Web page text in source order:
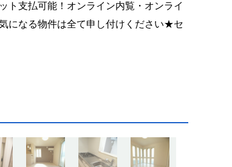
支払可能！オンライン内覧・オンライ
になる物件は全て申し付けください★セ